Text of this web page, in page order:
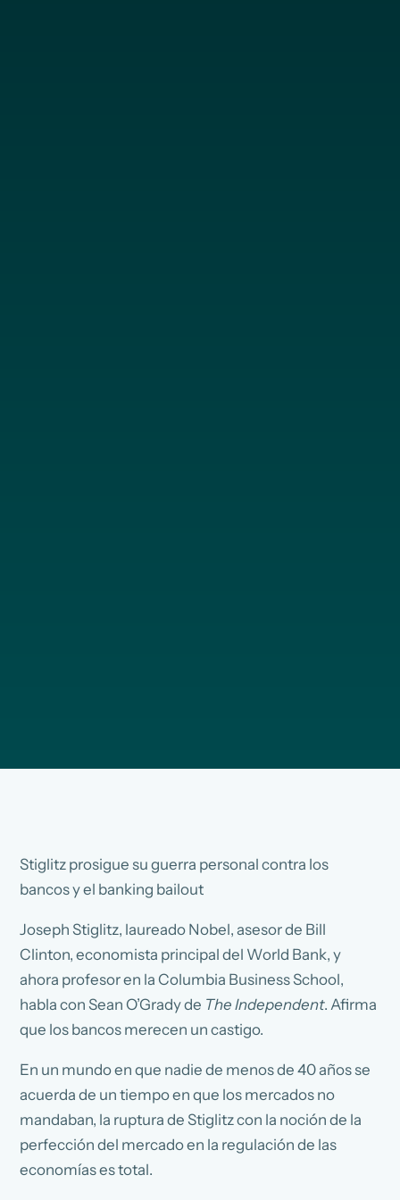
Stiglitz prosigue su guerra personal contra los
bancos y el banking bailout
Joseph Stiglitz, laureado Nobel, asesor de Bill
Clinton, economista principal del World Bank, y
ahora profesor en la Columbia Business School,
habla con Sean O’Grady de The Independent. Afirma
que los bancos merecen un castigo.
En un mundo en que nadie de menos de 40 años se
acuerda de un tiempo en que los mercados no
mandaban, la ruptura de Stiglitz con la noción de la
perfección del mercado en la regulación de las
economías es total.